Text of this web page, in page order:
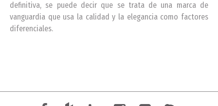
definitiva, se puede decir que se trata de una marca de
vanguardia que usa la calidad y la elegancia como factores
diferenciales.